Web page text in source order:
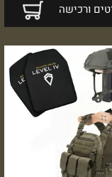
ורכישה